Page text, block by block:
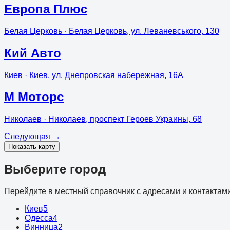
Европа Плюс
Белая Церковь · Белая Церковь, ул. Леваневського, 130
Кий Авто
Киев · Киев, ул. Днепровская набережная, 16А
М Моторс
Николаев · Николаев, проспект Героев Украины, 68
Следующая →
Показать карту
Выберите город
Перейдите в местный справочник с адресами и
Киев5
Одесса4
Винница2